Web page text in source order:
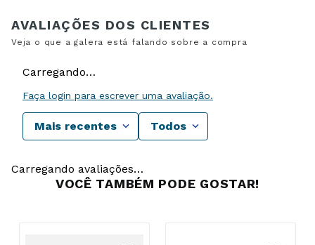
Carregando…
Faça login para escrever uma avaliação.
Mais recentes Todos
Carregando avaliações…
VOCÊ TAMBÉM PODE GOSTAR!